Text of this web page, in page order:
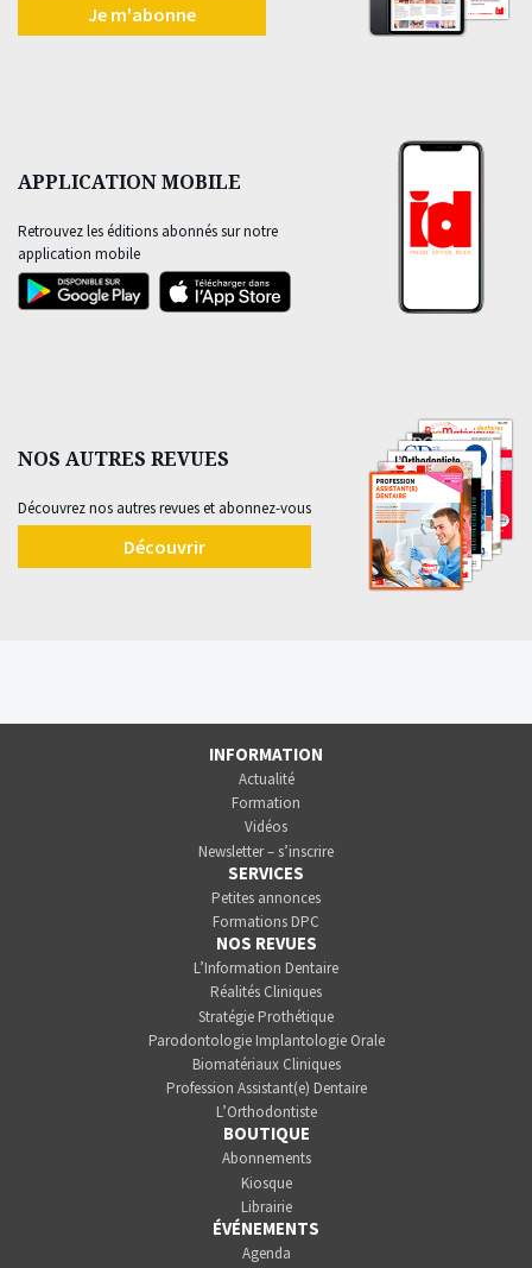
Je m'abonne
APPLICATION MOBILE
Retrouvez les éditions abonnés sur notre
application mobile
NOS AUTRES REVUES
Découvrez nos autres revues et abonnez-vous
Découvrir
INFORMATION
Actualité
Formation
Vidéos
Newsletter – s’inscrire
SERVICES
Petites annonces
Formations DPC
NOS REVUES
L’Information Dentaire
Réalités Cliniques
Stratégie Prothétique
Parodontologie Implantologie Orale
Biomatériaux Cliniques
Profession Assistant(e) Dentaire
L’Orthodontiste
BOUTIQUE
Abonnements
Kiosque
Librairie
ÉVÉNEMENTS
Agenda